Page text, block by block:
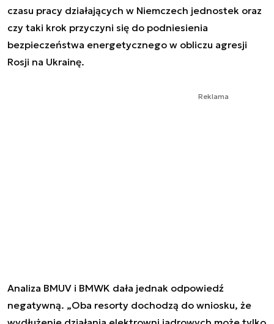
czasu pracy działających w Niemczech jednostek oraz
czy taki krok przyczyni się do podniesienia
bezpieczeństwa energetycznego w obliczu agresji
Rosji na Ukrainę.
Reklama
Analiza BMUV i BMWK dała jednak odpowiedź
negatywną. „Oba resorty dochodzą do wniosku, że